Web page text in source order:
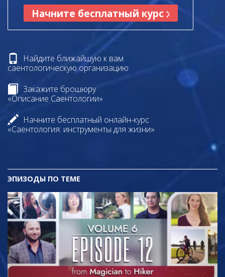
Начните бесплатный курс
Найдите ближайшую к вам
саентологическую организацию
Закажите брошюру
«Описание Саентологии»
Начните бесплатный онлайн-курс
«Саентология: инструменты для жизни»
ЭПИЗОДЫ ПО ТЕМЕ